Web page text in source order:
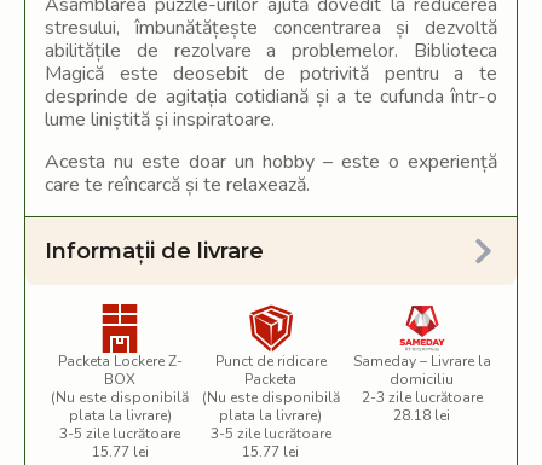
stresului, îmbunătățește concentrarea și dezvoltă
abilitățile de rezolvare a problemelor. Biblioteca
Magică este deosebit de potrivită pentru a te
desprinde de agitația cotidiană și a te cufunda într-o
lume liniștită și inspiratoare.
Acesta nu este doar un hobby – este o experiență
care te reîncarcă și te relaxează.
Informații de livrare
Packeta Lockere Z-
BOX
(Nu este disponibilă
plata la livrare)
3-5 zile lucrătoare
15.77 lei
Punct de ridicare
Packeta
(Nu este disponibilă
plata la livrare)
3-5 zile lucrătoare
15.77 lei
Sameday – Livrare la
domiciliu
2-3 zile lucrătoare
28.18 lei